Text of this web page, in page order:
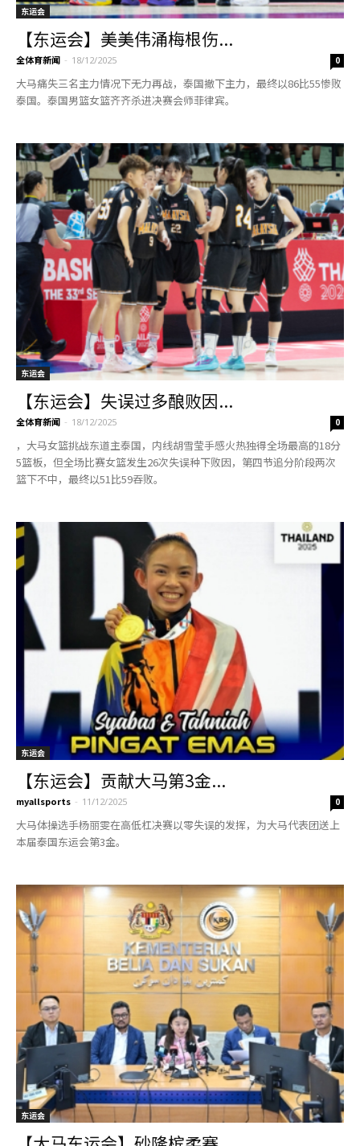
东运会
【东运会】美美伟涌梅根伤...
全体育新闻 - 18/12/2025 0
大马痛失三名主力情况下无力再战，泰国撤下主力，最终以86比55惨败
泰国。泰国男篮女篮齐齐杀进决赛会师菲律宾。
东运会
【东运会】失误过多酿败因...
全体育新闻 - 18/12/2025 0
，大马女篮挑战东道主泰国，内线胡雪莹手感火热独得全场最高的18分
5篮板，但全场比赛女篮发生26次失误种下败因，第四节追分阶段两次
篮下不中，最终以51比59吞败。
东运会
【东运会】贡献大马第3金...
myallsports - 11/12/2025 0
大马体操选手杨丽雯在高低杠决赛以零失误的发挥，为大马代表团送上
本届泰国东运会第3金。
东运会